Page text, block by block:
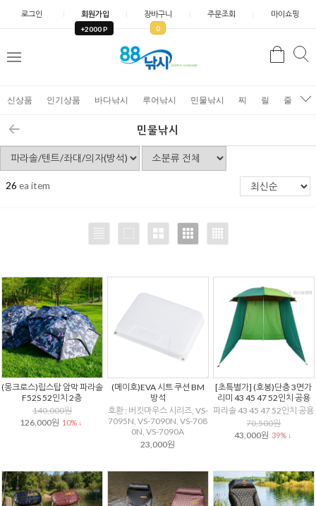
로그인 회원가입
+2000 P
장바구니
0
주문조회 마이쇼핑
검
신상품 인기상품 바다낚시 루어낚시 민물낚시 찌 릴 줄
민물낚시
26 ea item
(몽크로스)립스탑 암막 파라솔
F52S 52인치 2층
140,000원
126,000원 10% ↓
(메이호)EVA 시트 쿠션 BM
방석
호환 : 버킷마우스 시리즈, VS-
7095N, VS-7090N, VS-708
0N, VS-7090A
23,000원
[초특별가] (호봉)단층 3면가
리미 43 45 47 52인치 공용
파라솔 43 45 47 52인치 공용
70,500원
43,000원 39% ↓